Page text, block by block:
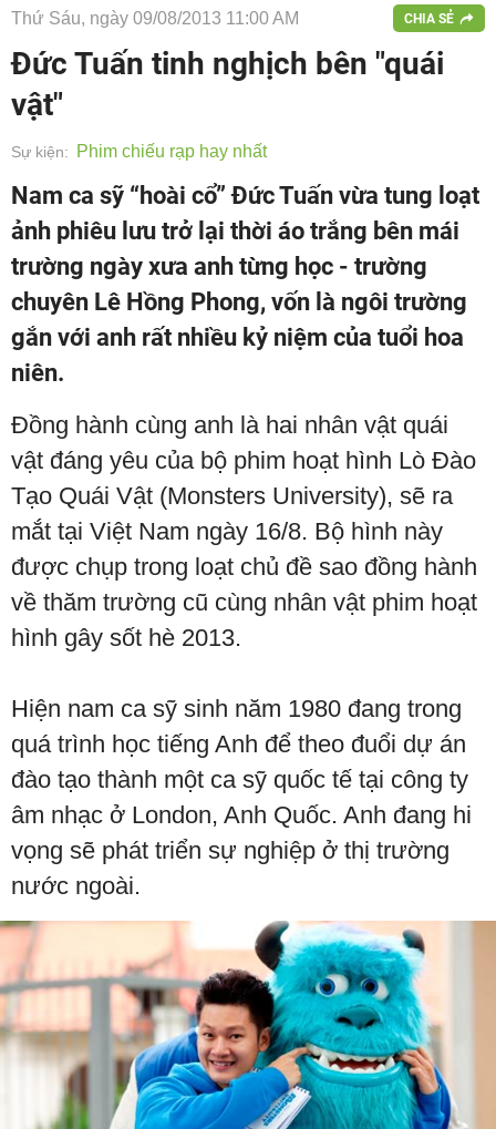
Thứ Sáu, ngày 09/08/2013 11:00 AM CHIA SẺ
Đức Tuấn tinh nghịch bên "quái
vật"
Sự kiện: Phim chiếu rạp hay nhất
Nam ca sỹ “hoài cổ” Đức Tuấn vừa tung loạt
ảnh phiêu lưu trở lại thời áo trắng bên mái
trường ngày xưa anh từng học - trường
chuyên Lê Hồng Phong, vốn là ngôi trường
gắn với anh rất nhiều kỷ niệm của tuổi hoa
niên.
Đồng hành cùng anh là hai nhân vật quái
vật đáng yêu của bộ phim hoạt hình Lò Đào
Tạo Quái Vật (Monsters University), sẽ ra
mắt tại Việt Nam ngày 16/8. Bộ hình này
được chụp trong loạt chủ đề sao đồng hành
về thăm trường cũ cùng nhân vật phim hoạt
hình gây sốt hè 2013.
Hiện nam ca sỹ sinh năm 1980 đang trong
quá trình học tiếng Anh để theo đuổi dự án
đào tạo thành một ca sỹ quốc tế tại công ty
âm nhạc ở London, Anh Quốc. Anh đang hi
vọng sẽ phát triển sự nghiệp ở thị trường
nước ngoài.